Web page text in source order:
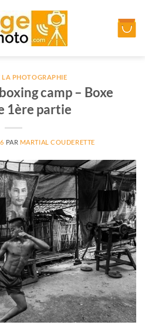
LA PHOTOGRAPHIE
camp – Boxe
1ère partie
PAR MARTIAL COUDERETTE